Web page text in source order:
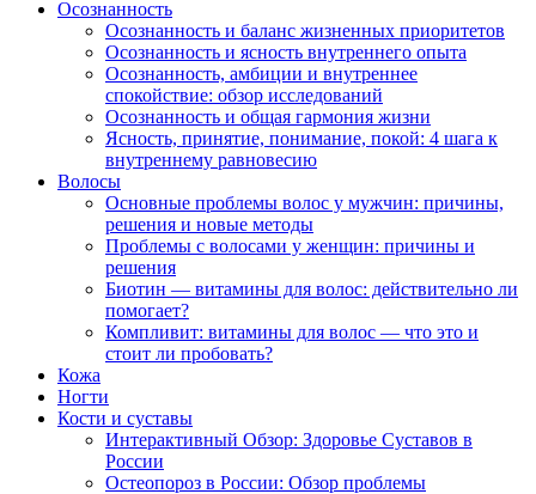
Осознанность
Осознанность и баланс жизненных приоритетов
Осознанность и ясность внутреннего опыта
Осознанность, амбиции и внутреннее
спокойствие: обзор исследований
Осознанность и общая гармония жизни
Ясность, принятие, понимание, покой: 4 шага к
внутреннему равновесию
Волосы
Основные проблемы волос у мужчин: причины,
решения и новые методы
Проблемы с волосами у женщин: причины и
решения
Биотин — витамины для волос: действительно ли
помогает?
Компливит: витамины для волос — что это и
стоит ли пробовать?
Кожа
Ногти
Кости и суставы
Интерактивный Обзор: Здоровье Суставов в
России
Остеопороз в России: Обзор проблемы